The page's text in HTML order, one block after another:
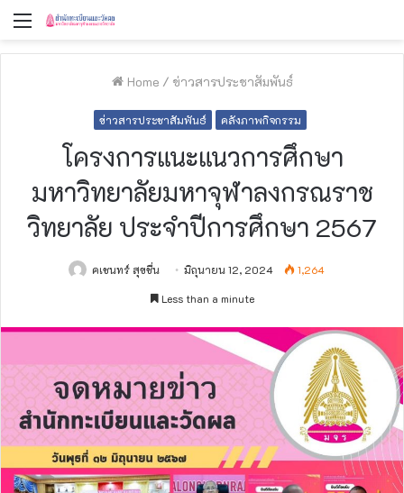
Menu
Home / ข่าวสารประชาสัมพันธ์
ข่าวสารประชาสัมพันธ์ คลังภาพกิจกรรม
โครงการแนะแนวการศึกษา
มหาวิทยาลัยมหาจุฬาลงกรณราช
วิทยาลัย ประจำปีการศึกษา 2567
คเชนทร์ สุขชื่น มิถุนายน 12, 2024
1,264
Less than a minute